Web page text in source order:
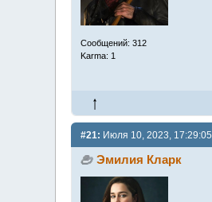
Сообщений: 312
Karma: 1
#21: Июля 10, 2023, 17:29:05
Эмилия Кларк